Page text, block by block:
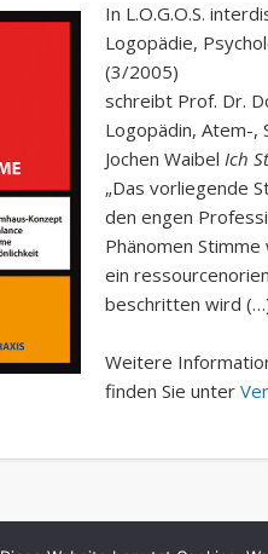
In L.O.G.O.S.
Logopädie,
(3/2005)
schreibt Prof. Dr.
Logopädin, Atem-,
Jochen WaibelIch
„Das vorliegende
den engen
Phänomen
ein
beschritten wird
Weitere
finden Sie unter